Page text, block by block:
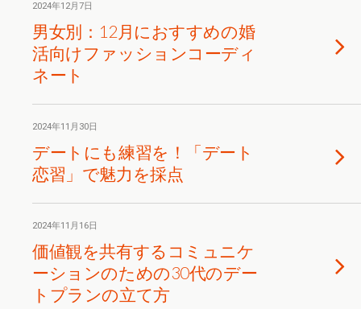
2024年12月7日
男女別：12月におすすめの婚
活向けファッションコーディ
ネート
2024年11月30日
デートにも練習を！「デート
恋習」で魅力を採点
2024年11月16日
価値観を共有するコミュニケ
ーションのための30代のデー
トプランの立て方